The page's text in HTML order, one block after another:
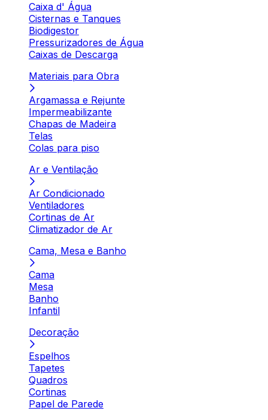
Caixa d' Água
Cisternas e Tanques
Biodigestor
Pressurizadores de Água
Caixas de Descarga
Materiais para Obra
Argamassa e Rejunte
Impermeabilizante
Chapas de Madeira
Telas
Colas para piso
Ar e Ventilação
Ar Condicionado
Ventiladores
Cortinas de Ar
Climatizador de Ar
Cama, Mesa e Banho
Cama
Mesa
Banho
Infantil
Decoração
Espelhos
Tapetes
Quadros
Cortinas
Papel de Parede